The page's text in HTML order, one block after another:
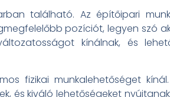
található. Az építőipari
pozíciót, legyen szó
kínálnak, és
fizikai munkalehetőséget
és kiváló lehetőségeket